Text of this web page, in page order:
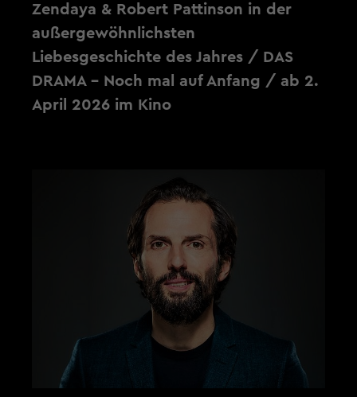
Zendaya & Robert Pattinson in der
außergewöhnlichsten
Liebesgeschichte des Jahres / DAS
DRAMA - Noch mal auf Anfang / ab 2.
April 2026 im Kino